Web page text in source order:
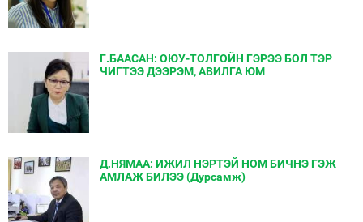
Г.БААСАН: ОЮУ-ТОЛГОЙН ГЭРЭЭ БОЛ ТЭР
ЧИГТЭЭ ДЭЭРЭМ, АВИЛГА ЮМ
Д.НЯМАА: ИЖИЛ НЭРТЭЙ НОМ БИЧНЭ ГЭЖ
АМЛАЖ БИЛЭЭ (Дурсамж)